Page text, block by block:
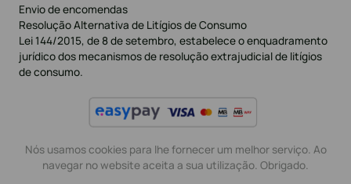
Envio de encomendas
Resolução Alternativa de Litígios de Consumo
Lei 144/2015, de 8 de setembro, estabelece o enquadramento
jurídico dos mecanismos de resolução extrajudicial de litígios
de consumo.
Nós usamos cookies para lhe fornecer um melhor serviço. Ao
navegar no website aceita a sua utilização. Obrigado.